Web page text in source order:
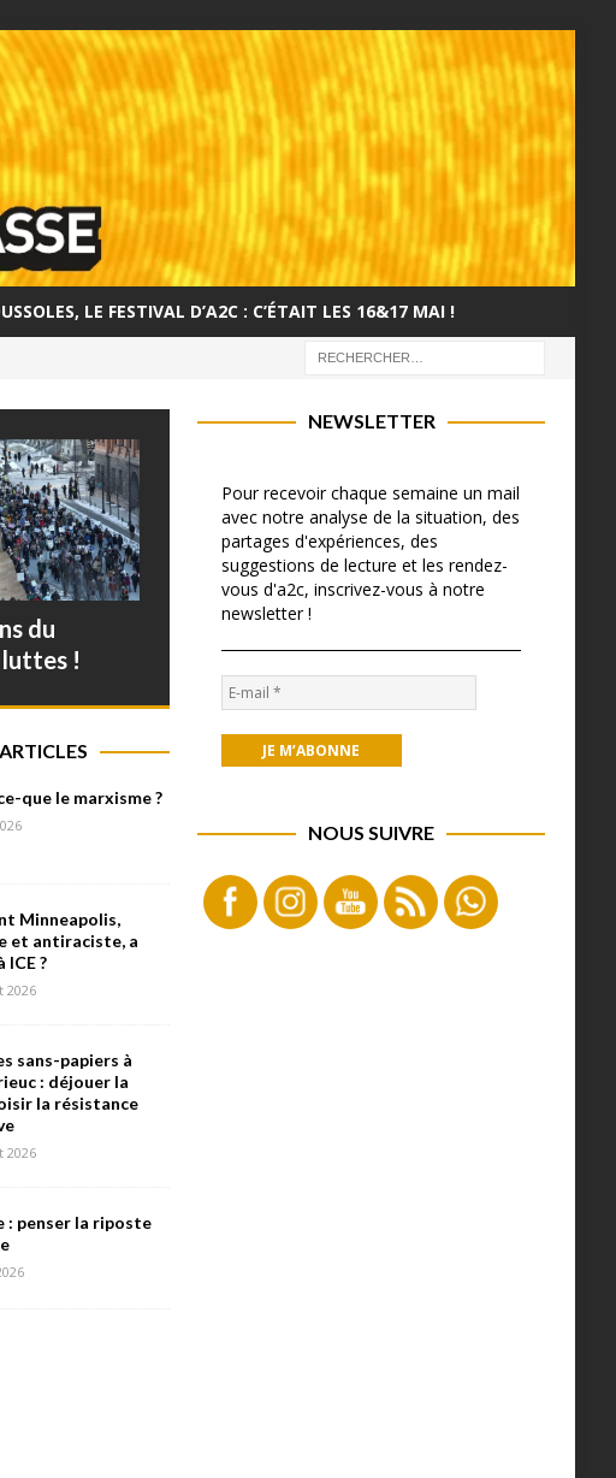
LE FESTIVAL D’A2C : C’ÉTAIT LES 16&17 MAI !
du
luttes !
que le marxisme ?
Minneapolis,
et antiraciste, a
ICE ?
2026
sans-papiers à
: déjouer la
la résistance
2026
: penser la riposte
NEWSLETTER
Pour recevoir chaque semaine un mail
avec notre analyse de la situation, des
partages d'expériences, des
suggestions de lecture et les rendez-
vous d'a2c, inscrivez-vous à notre
newsletter !
NOUS SUIVRE